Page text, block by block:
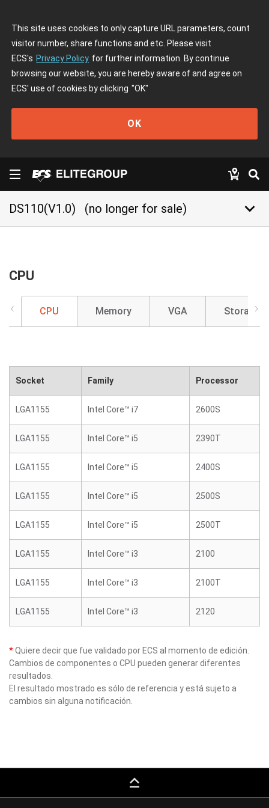
This site uses cookies to only capture URL parameters, count
visitor number, share functions and etc. Please visit
ECS's Privacy Policy for further information. By continue
browsing our website, you are hereby aware of and agree on
ECS' use of cookies by clicking "OK"
OK
DS110(V1.0) (no longer for sale) keyboard_arrow_down
CPU
CPU Memory VGA Storage
Socket Family Processor
LGA1155 Intel Core™ i7 2600S
LGA1155 Intel Core™ i5 2390T
LGA1155 Intel Core™ i5 2400S
LGA1155 Intel Core™ i5 2500S
LGA1155 Intel Core™ i5 2500T
LGA1155 Intel Core™ i3 2100
LGA1155 Intel Core™ i3 2100T
LGA1155 Intel Core™ i3 2120
*Quiere decir que fue validado por ECS al momento de edición.
Cambios de componentes o CPU pueden generar diferentes
resultados.
El resultado mostrado es sólo de referencia y está sujeto a
cambios sin alguna notificación.
keyboard_capslock